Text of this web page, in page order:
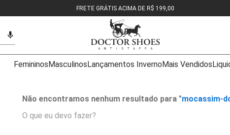
FRETE GRÁTIS ACIMA DE R$ 199,00
FemininosMasculinosLançamentos InvernoMais Vendidos
Não encontramos nenhum resultado para "mocassim-
O que eu devo fazer?